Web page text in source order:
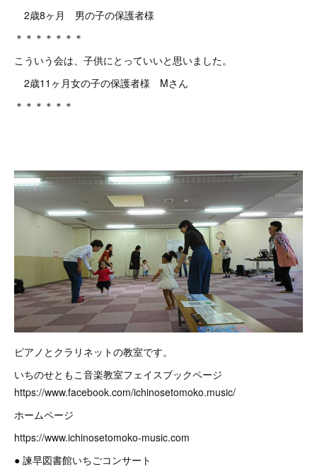
2歳8ヶ月 男の子の保護者様
＊＊＊＊＊＊＊
こういう会は、子供にとっていいと思いました。
2歳11ヶ月女の子の保護者様 Mさん
＊＊＊＊＊＊
ピアノとクラリネットの教室です。
いちのせともこ音楽教室フェイスブックページ
https://www.facebook.com/ichinosetomoko.music/
ホームページ
https://www.ichinosetomoko-music.com
● 諫早図書館いちごコンサート